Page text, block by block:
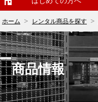
ホーム レンタル商品を探す
商品情報